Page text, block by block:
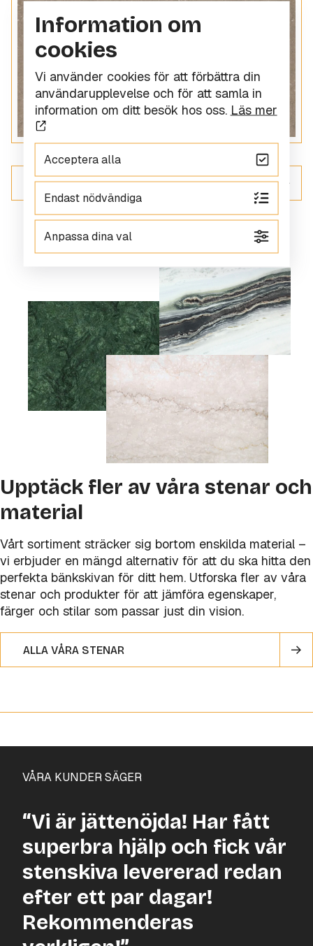
ALLT INOM KOMPOSITSTEN
Upptäck fler av våra stenar och
material
Vårt sortiment sträcker sig bortom enskilda material –
vi erbjuder en mängd alternativ för att du ska hitta den
perfekta bänkskivan för ditt hem. Utforska fler av våra
stenar och produkter för att jämföra egenskaper,
färger och stilar som passar just din vision.
ALLA VÅRA STENAR
VÅRA KUNDER SÄGER
“Vi är jättenöjda! Har fått
superbra hjälp och fick vår
stenskiva levererad redan
efter ett par dagar!
Rekommenderas
Information om
cookies
Vi använder cookies för att förbättra din
användarupplevelse och för att samla in
information om ditt besök hos oss. Läs mer
Acceptera alla
Endast nödvändiga
Anpassa dina val